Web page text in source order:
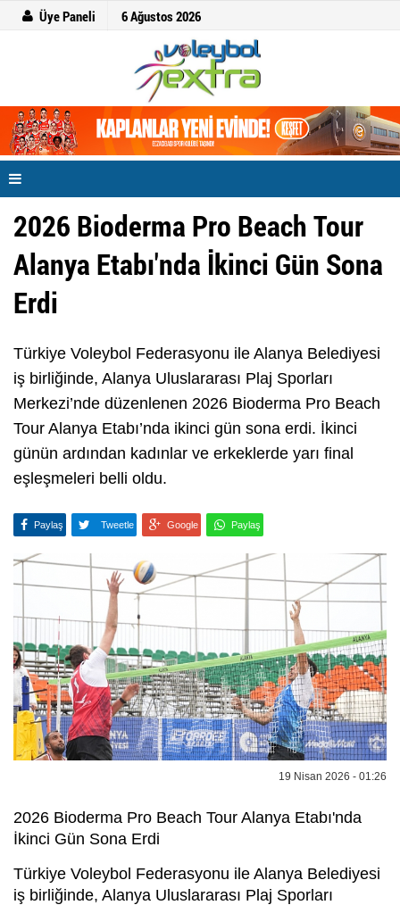
Üye Paneli 6 Ağustos 2026
2026 Bioderma Pro Beach Tour
Alanya Etabı'nda İkinci Gün Sona
Erdi
Türkiye Voleybol Federasyonu ile Alanya Belediyesi
iş birliğinde, Alanya Uluslararası Plaj Sporları
Merkezi’nde düzenlenen 2026 Bioderma Pro Beach
Tour Alanya Etabı’nda ikinci gün sona erdi. İkinci
günün ardından kadınlar ve erkeklerde yarı final
eşleşmeleri belli oldu.
Paylaş Tweetle Google Paylaş
19 Nisan 2026 - 01:26
2026 Bioderma Pro Beach Tour Alanya Etabı'nda
İkinci Gün Sona Erdi
Türkiye Voleybol Federasyonu ile Alanya Belediyesi
iş birliğinde, Alanya Uluslararası Plaj Sporları